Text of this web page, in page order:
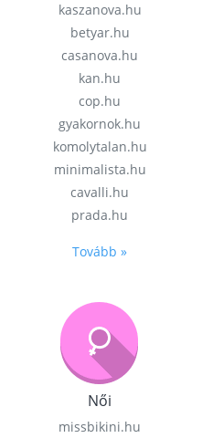
kaszanova.hu
betyar.hu
casanova.hu
kan.hu
cop.hu
gyakornok.hu
komolytalan.hu
minimalista.hu
cavalli.hu
prada.hu
Tovább »
Női
missbikini.hu